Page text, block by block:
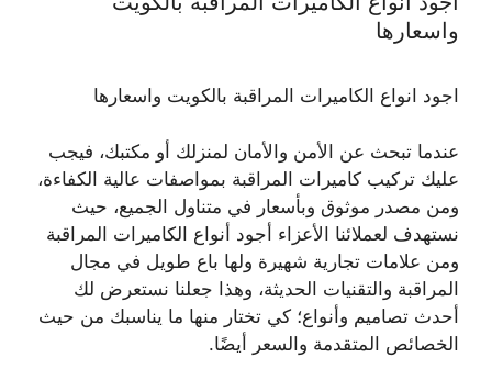
واسعارها
اجود انواع الكاميرات المراقبة بالكويت واسعارها
عندما تبحث عن الأمن والأمان لمنزلك أو مكتبك، فيجب
عليك تركيب كاميرات المراقبة بمواصفات عالية الكفاءة،
ومن مصدر موثوق وبأسعار في متناول الجميع، حيث
نستهدف لعملائنا الأعزاء أجود أنواع الكاميرات المراقبة
ومن علامات تجارية شهيرة ولها باع طويل في مجال
المراقبة والتقنيات الحديثة، وهذا جعلنا نستعرض لك
أحدث تصاميم وأنواع؛ كي تختار منها ما يناسبك من حيث
الخصائص المتقدمة والسعر أيضًا.